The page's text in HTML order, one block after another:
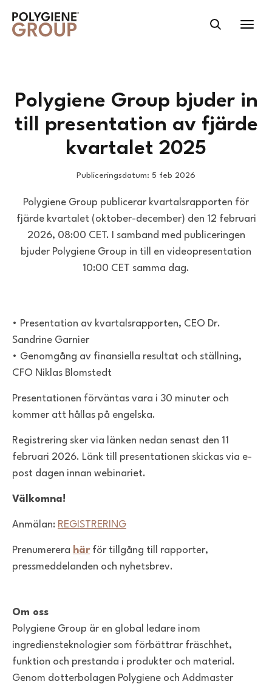
Polygiene Group bjuder in
till presentation av fjärde
kvartalet 2025
Publiceringsdatum: 5 feb 2026
Polygiene Group publicerar kvartalsrapporten för
fjärde kvartalet (oktober-december) den 12 februari
2026, 08:00 CET. I samband med publiceringen
bjuder Polygiene Group in till en videopresentation
10:00 CET samma dag.
• Presentation av kvartalsrapporten, CEO Dr.
Sandrine Garnier
• Genomgång av finansiella resultat och ställning,
CFO Niklas Blomstedt
Presentationen förväntas vara i 30 minuter och
kommer att hållas på engelska.
Registrering sker via länken nedan senast den 11
februari 2026. Länk till presentationen skickas via e-
post dagen innan webinariet.
Välkomna!
Anmälan: REGISTRERING
Prenumerera härför tillgång till rapporter,
pressmeddelanden och nyhetsbrev.
Om oss
Polygiene Group är en global ledare inom
ingrediensteknologier som förbättrar fräschhet,
funktion och prestanda i produkter och material.
Genom dotterbolagen Polygiene och Addmaster